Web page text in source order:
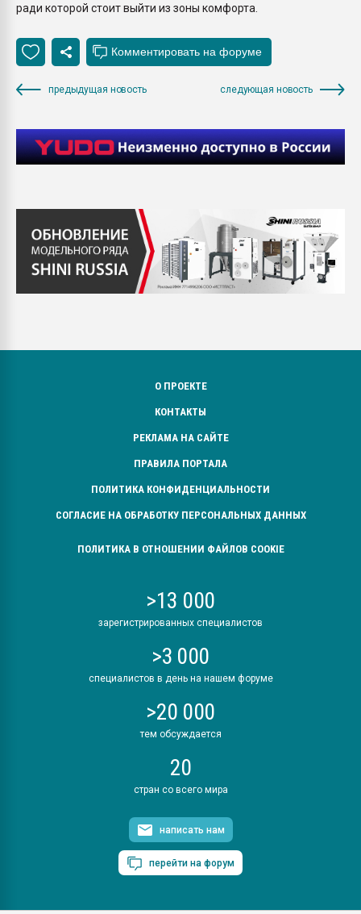
ради которой стоит выйти из зоны комфорта.
предыдущая новость следующая новость
О ПРОЕКТЕ
КОНТАКТЫ
РЕКЛАМА НА САЙТЕ
ПРАВИЛА ПОРТАЛА
ПОЛИТИКА КОНФИДЕНЦИАЛЬНОСТИ
СОГЛАСИЕ НА ОБРАБОТКУ ПЕРСОНАЛЬНЫХ ДАННЫХ
ПОЛИТИКА В ОТНОШЕНИИ ФАЙЛОВ COOKIE
>13 000
зарегистрированных специалистов
>3 000
специалистов в день на нашем форуме
>20 000
тем обсуждается
20
стран со всего мира
написать нам
перейти на форум